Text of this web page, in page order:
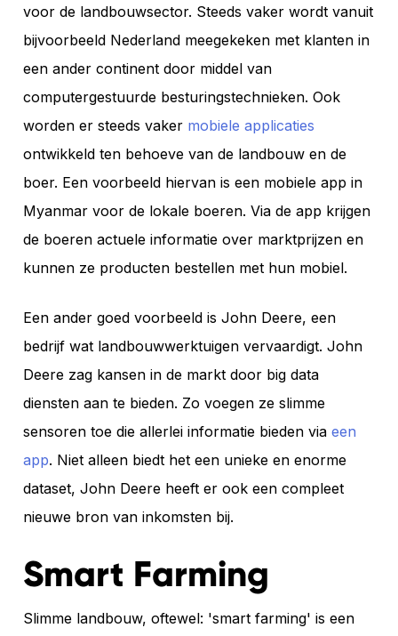
voor de landbouwsector. Steeds vaker wordt vanuit
bijvoorbeeld Nederland meegekeken met klanten in
een ander continent door middel van
computergestuurde besturingstechnieken. Ook
worden er steeds vaker mobiele applicaties
ontwikkeld ten behoeve van de landbouw en de
boer. Een voorbeeld hiervan is een mobiele app in
Myanmar voor de lokale boeren. Via de app krijgen
de boeren actuele informatie over marktprijzen en
kunnen ze producten bestellen met hun mobiel.
Een ander goed voorbeeld is John Deere, een
bedrijf wat landbouwwerktuigen vervaardigt. John
Deere zag kansen in de markt door big data
diensten aan te bieden. Zo voegen ze slimme
sensoren toe die allerlei informatie bieden via een
app. Niet alleen biedt het een unieke en enorme
dataset, John Deere heeft er ook een compleet
nieuwe bron van inkomsten bij.
Smart Farming
Slimme landbouw, oftewel: 'smart farming' is een